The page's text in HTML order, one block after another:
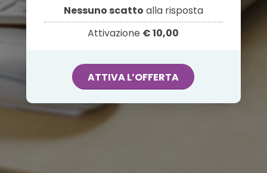
Nessuno scatto alla risposta
Attivazione € 10,00
ATTIVA L’OFFERTA